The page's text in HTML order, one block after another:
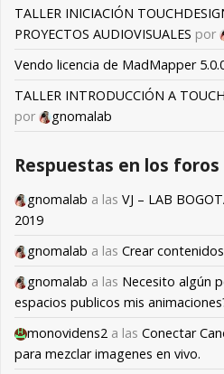
TALLER INICIACIÓN
PROYECTOS AUDIOVISUALES por
Vendo licencia de MadMapper
TALLER INTRODUCCIÓN A
por
gnomalab
Respuestas en los foros
gnomalab a las VJ – LAB
2019
gnomalab a las Crear
gnomalab a las Necesito algún
espacios publicos mis
monovidens2 a las Conectar
para mezclar imagenes en vivo.